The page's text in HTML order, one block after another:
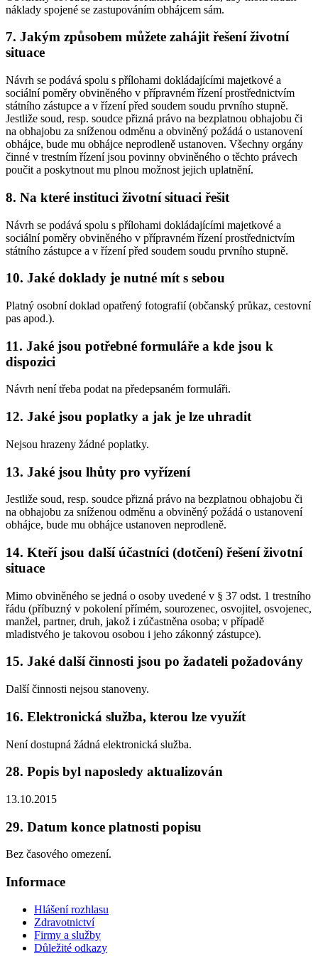
náklady spojené se zastupováním obhájcem sám.
7. Jakým způsobem můžete zahájit řešení životní
situace
Návrh se podává spolu s přílohami dokládajícími majetkové a
sociální poměry obviněného v přípravném řízení prostřednictvím
státního zástupce a v řízení před soudem soudu prvního stupně.
Jestliže soud, resp. soudce přizná právo na bezplatnou obhajobu či
na obhajobu za sníženou odměnu a obviněný požádá o ustanovení
obhájce, bude mu obhájce neprodleně ustanoven. Všechny orgány
činné v trestním řízení jsou povinny obviněného o těchto právech
poučit a poskytnout mu plnou možnost jejich uplatnění.
8. Na které instituci životní situaci řešit
Návrh se podává spolu s přílohami dokládajícími majetkové a
sociální poměry obviněného v přípravném řízení prostřednictvím
státního zástupce a v řízení před soudem soudu prvního stupně.
10. Jaké doklady je nutné mít s sebou
Platný osobní doklad opatřený fotografií (občanský průkaz, cestovní
pas apod.).
11. Jaké jsou potřebné formuláře a kde jsou k
dispozici
Návrh není třeba podat na předepsaném formuláři.
12. Jaké jsou poplatky a jak je lze uhradit
Nejsou hrazeny žádné poplatky.
13. Jaké jsou lhůty pro vyřízení
Jestliže soud, resp. soudce přizná právo na bezplatnou obhajobu či
na obhajobu za sníženou odměnu a obviněný požádá o ustanovení
obhájce, bude mu obhájce ustanoven neprodleně.
14. Kteří jsou další účastníci (dotčení) řešení životní
situace
Mimo obviněného se jedná o osoby uvedené v § 37 odst. 1 trestního
řádu (příbuzný v pokolení přímém, sourozenec, osvojitel, osvojenec,
manžel, partner, druh, jakož i zúčastněna osoba; v případě
mladistvého je takovou osobou i jeho zákonný zástupce).
15. Jaké další činnosti jsou po žadateli požadovány
Další činnosti nejsou stanoveny.
16. Elektronická služba, kterou lze využít
Není dostupná žádná elektronická služba.
28. Popis byl naposledy aktualizován
13.10.2015
29. Datum konce platnosti popisu
Bez časového omezení.
Informace
Hlášení rozhlasu
Zdravotnictví
Firmy a služby
Důležité odkazy